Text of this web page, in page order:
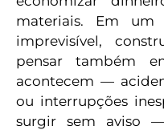
materiais. Em
imprevisível,
pensar também
acontecem —
ou interrupções
surgir sem aviso